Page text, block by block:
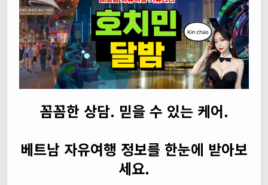
꼼꼼한 상담. 믿을 수 있는 케어.
베트남 자유여행 정보를 한눈에 받아보
세요.